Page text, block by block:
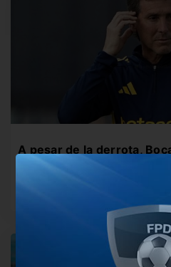
A pesar de la derrota,
El Xeneize tuvo su segundo